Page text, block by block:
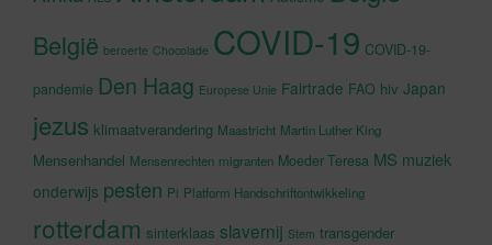
België beroerte Chocolade COVID-19 COVID-19-
pandemie Den Haag Europese Unie Fairtrade FAO hiv Japan
jezus klimaatverandering Maastricht Martin Luther King
Mensenhandel Mensenrechten migranten Moeder Teresa MS muziek
onderwijs pesten Pi Platform Handschriftontwikkeling
rotterdam sinterklaas slavernij Stem transgender